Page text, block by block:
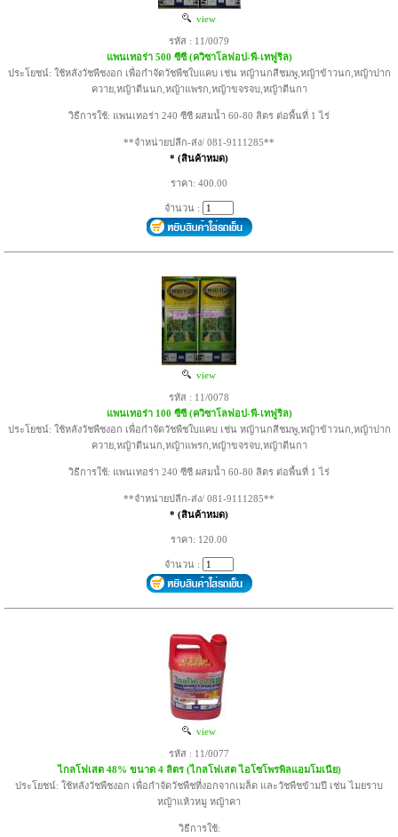
view
รหัส : 11/0079
แพนเทอร่า 500 ซีซี (ควิซาโลฟอป-พี-เทฟูริล)
ประโยชน์: ใช้หลังวัชพืชงอก เพื่อกำจัดวัชพืชใบแคบ เช่น หญ้านกสีชมพู,หญ้าข้าวนก,หญ้าปาก
ควาย,หญ้าตีนนก,หญ้าแพรก,หญ้าขจรจบ,หญ้าตีนกา
วิธีการใช้: แพนเทอร่า 240 ซีซี ผสมน้ำ 60-80 ลิตร ต่อพื้นที่ 1 ไร่
**จำหน่ายปลีก-ส่ง/ 081-9111285**
* (สินค้าหมด)
ราคา: 400.00
จำนวน :
view
รหัส : 11/0078
แพนเทอร่า 100 ซีซี (ควิซาโลฟอป-พี-เทฟูริล)
ประโยชน์: ใช้หลังวัชพืชงอก เพื่อกำจัดวัชพืชใบแคบ เช่น หญ้านกสีชมพู,หญ้าข้าวนก,หญ้าปาก
ควาย,หญ้าตีนนก,หญ้าแพรก,หญ้าขจรจบ,หญ้าตีนกา
วิธีการใช้: แพนเทอร่า 240 ซีซี ผสมน้ำ 60-80 ลิตร ต่อพื้นที่ 1 ไร่
**จำหน่ายปลีก-ส่ง/ 081-9111285**
* (สินค้าหมด)
ราคา: 120.00
จำนวน :
view
รหัส : 11/0077
ไกลโฟเสต 48% ขนาด 4 ลิตร (ไกลโฟเสต ไอโซโพรพิลแอมโมเนีย)
ประโยชน์: ใช้หลังวัชพืชงอก เพื่อกำจัดวัชพืชที่งอกจากเมล็ด และวัชพืชข้ามปี เช่น ไมยราบ
หญ้าแห้วหมู หญ้าคา
วิธีการใช้: